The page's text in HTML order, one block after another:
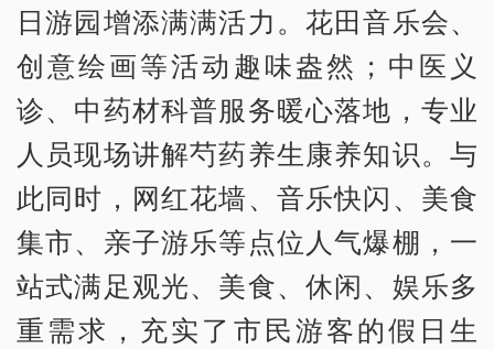
日游园增添满满活力。花田音乐会、
创意绘画等活动趣味盎然；中医义
诊、中药材科普服务暖心落地，专业
人员现场讲解芍药养生康养知识。与
此同时，网红花墙、音乐快闪、美食
集市、亲子游乐等点位人气爆棚，一
站式满足观光、美食、休闲、娱乐多
重需求，充实了市民游客的假日生